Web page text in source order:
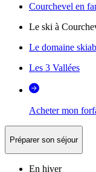
Courchevel en
Le ski à
Le domaine
Les 3 Vallées
Acheter mon
Préparer son séjour
En hiver